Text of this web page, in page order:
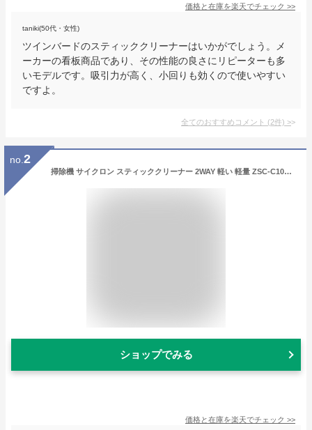
価格と在庫を楽天でチェック >>
taniki(50代・女性)
ツインバードのスティッククリーナーはいかがでしょう。メ
ーカーの看板商品であり、その性能の良さにリピーターも多
いモデルです。吸引力が高く、小回りも効くので使いやすい
ですよ。
全てのおすすめコメント (2件) >
no. 2
掃除機 サイクロン スティッククリーナー 2WAY 軽い 軽量 ZSC-C1000(W) 紙パック不要 スティック掃除機 サイクロン掃除機 サイクロンクリーナー ハンディクリーナー ハンドクリーナー 山善 YAMAZEN 【送料無料】
ショップでみる
価格と在庫を楽天でチェック >>